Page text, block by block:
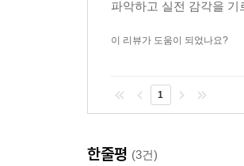
제1장 총설
제5장 용익물권
제6장 담보물권
제3편 계약법
파악하고 실전 감각을
이 리뷰가 도움이 되었나요?
1
한줄평 (3건)